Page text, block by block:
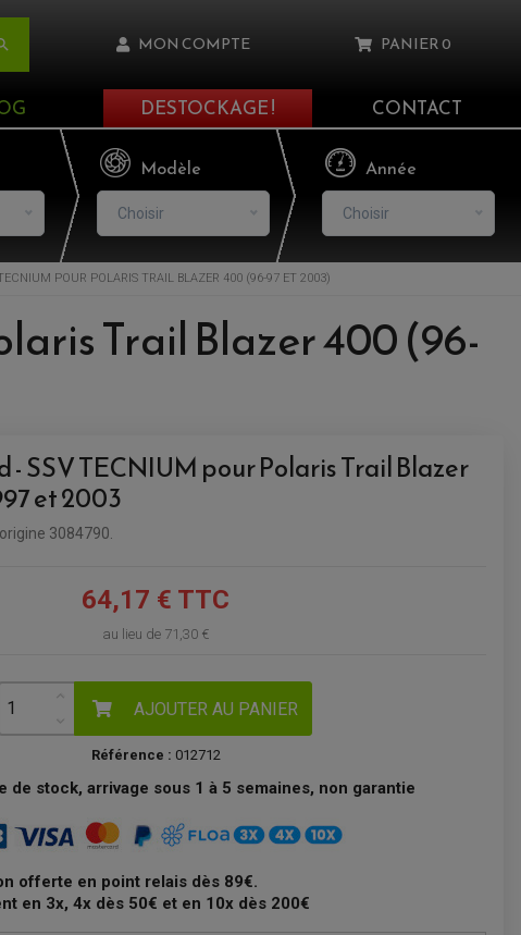
MON COMPTE
CONNEXION
PANIER0
Il n'y a aucun produit dans votre panier
DESTOCKAGE ! CONTACT
Modèle
Choisir
Année
Choisir
POUR POLARIS TRAIL BLAZER 400 (96-97 ET 2003)
Trail Blazer 400 (96-
- SSV TECNIUM pour Polaris Trail Blazer
et 2003
3084790.
64,17 € TTC
au lieu de 71,30 €
AJOUTER AU PANIER
Référence : 012712
de stock, arrivage sous 1 à 5 semaines, non garantie
offerte en point relais dès 89€.
en 3x, 4x dès 50€ et en 10x dès 200€